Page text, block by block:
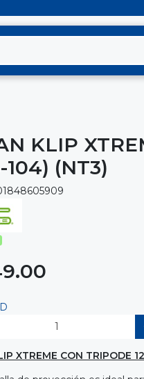
KLIP
104) (NT3)
XTREME CON TRIPODE